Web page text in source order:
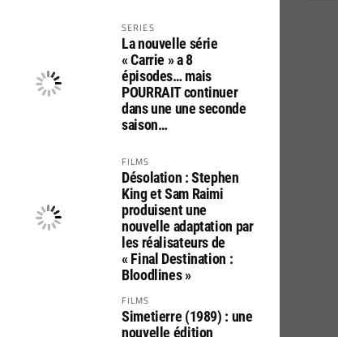
SERIES
La nouvelle série
« Carrie » a 8
épisodes… mais
POURRAIT continuer
dans une une seconde
saison…
FILMS
Désolation : Stephen
King et Sam Raimi
produisent une
nouvelle adaptation par
les réalisateurs de
« Final Destination :
Bloodlines »
FILMS
Simetierre (1989) : une
nouvelle édition